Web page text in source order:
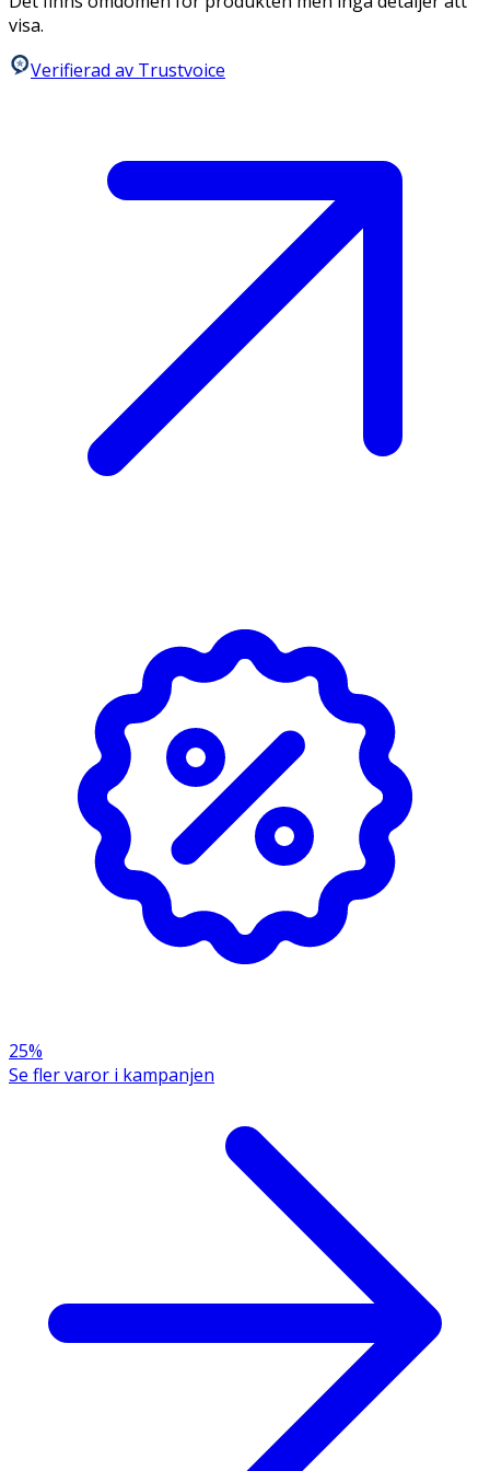
visa.
Verifierad av Trustvoice
25%
Se fler varor i kampanjen